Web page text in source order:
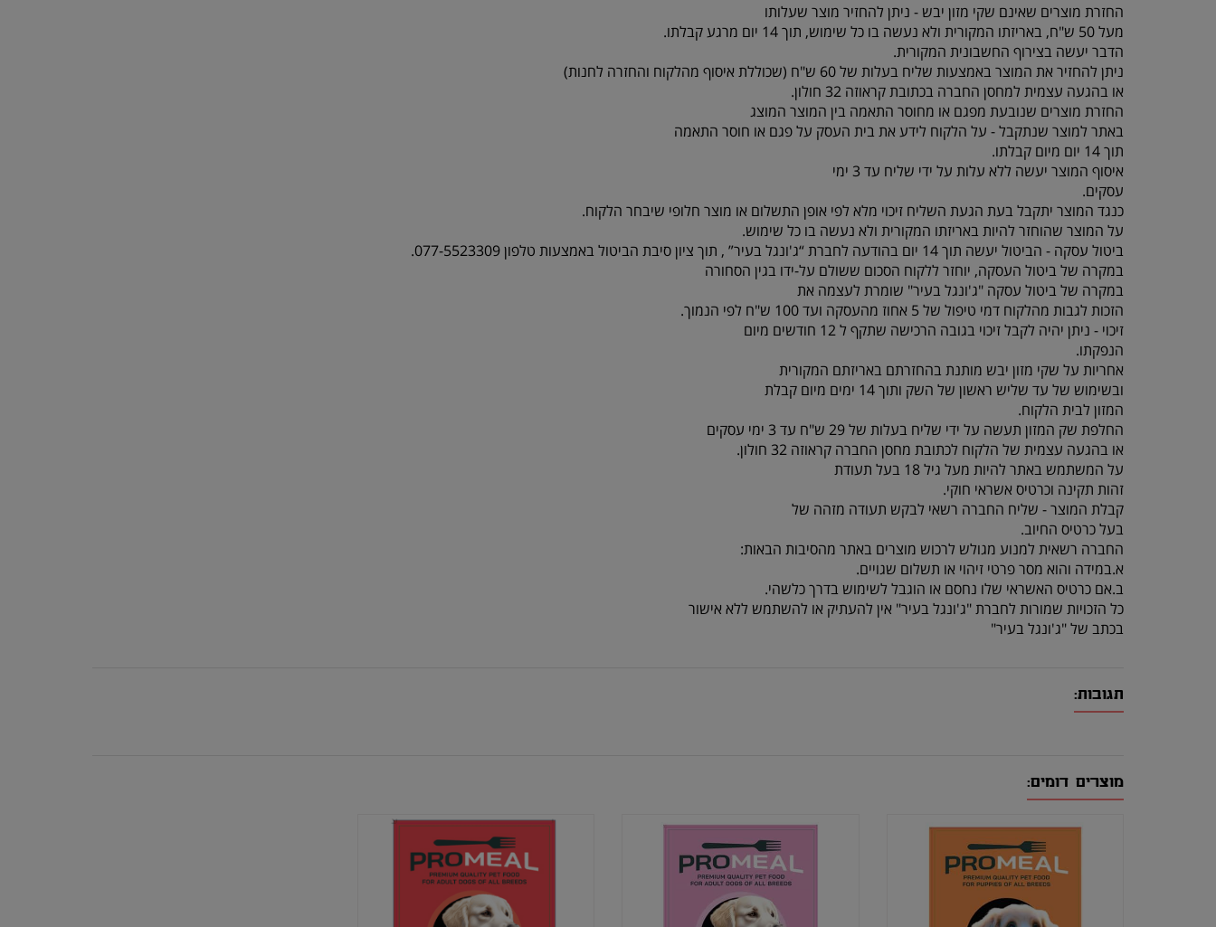
החזרת מוצרים שאינם שקי מזון יבש - ניתן להחזיר מוצר שעלותו
מעל 50 ש"ח, באריזתו המקורית ולא נעשה בו כל שימוש, תוך 14 יום מרגע קבלתו.
הדבר יעשה בצירוף החשבונית המקורית.
ניתן להחזיר את המוצר באמצעות שליח בעלות של 60 ש"ח (שכוללת איסוף מהלקוח והחזרה לחנות)
או בהגעה עצמית למחסן החברה בכתובת קראוזה 32 חולון.
החזרת מוצרים שנובעת מפגם או מחוסר התאמה בין המוצר המוצג
באתר למוצר שנתקבל - על הלקוח לידע את בית העסק על פגם או חוסר התאמה
תוך 14 יום מיום קבלתו.
איסוף המוצר יעשה ללא עלות על ידי שליח עד 3 ימי
עסקים.
כנגד המוצר יתקבל בעת הגעת השליח זיכוי מלא לפי אופן התשלום או מוצר חלופי שיבחר הלקוח.
על המוצר שהוחזר להיות באריזתו המקורית ולא נעשה בו כל שימוש.
ביטול עסקה - הביטול יעשה תוך 14 יום בהודעה לחברת “ג'ונגל בעיר” , תוך ציון סיבת הביטול באמצעות טלפון 077-5523309.
במקרה של ביטול העסקה, יוחזר ללקוח הסכום ששולם על-ידו בגין הסחורה
במקרה של ביטול עסקה "ג'ונגל בעיר" שומרת לעצמה את
הזכות לגבות מהלקוח דמי טיפול של 5 אחוז מהעסקה ועד 100 ש"ח לפי הנמוך.
זיכוי - ניתן יהיה לקבל זיכוי בגובה הרכישה שתקף ל 12 חודשים מיום
הנפקתו.
אחריות על שקי מזון יבש מותנת בהחזרתם באריזתם המקורית
ובשימוש של עד שליש ראשון של השק ותוך 14 ימים מיום קבלת
המזון לבית הלקוח.
החלפת שק המזון תעשה על ידי שליח בעלות של 29 ש"ח עד 3 ימי עסקים
או בהגעה עצמית של הלקוח לכתובת מחסן החברה קראוזה 32 חולון.
על המשתמש באתר להיות מעל גיל 18 בעל תעודת
זהות תקינה וכרטיס אשראי חוקי.
קבלת המוצר - שליח החברה רשאי לבקש תעודה מזהה של
בעל כרטיס החיוב.
החברה רשאית למנוע מגולש לרכוש מוצרים באתר מהסיבות הבאות:
א.במידה והוא מסר פרטי זיהוי או תשלום שגויים.
ב.אם כרטיס האשראי שלו נחסם או הוגבל לשימוש בדרך כלשהי.
כל הזכויות שמורות לחברת "ג'ונגל בעיר" אין להעתיק או להשתמש ללא אישור
בכתב של "ג'ונגל בעיר"
תגובות:
מוצרים דומים: